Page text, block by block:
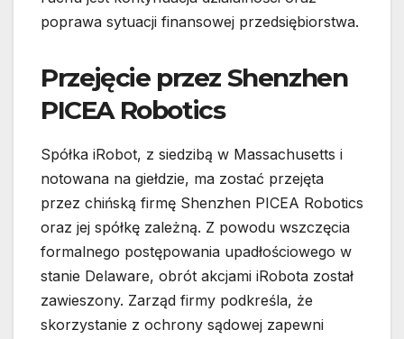
poprawa sytuacji finansowej przedsiębiorstwa.
Przejęcie przez Shenzhen
PICEA Robotics
Spółka iRobot, z siedzibą w Massachusetts i
notowana na giełdzie, ma zostać przejęta
przez chińską firmę Shenzhen PICEA Robotics
oraz jej spółkę zależną. Z powodu wszczęcia
formalnego postępowania upadłościowego w
stanie Delaware, obrót akcjami iRobota został
zawieszony. Zarząd firmy podkreśla, że
skorzystanie z ochrony sądowej zapewni